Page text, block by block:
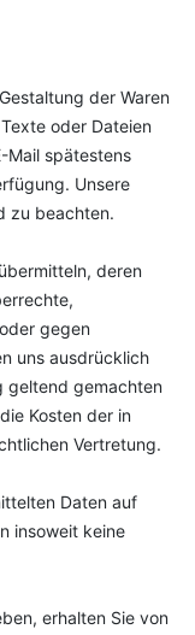
der Waren
oder Dateien
Mail spätestens
Unsere
zu beachten.
deren
gegen
uns ausdrücklich
geltend gemachten
Kosten der in
Vertretung.
Daten auf
insoweit keine
erhalten Sie von